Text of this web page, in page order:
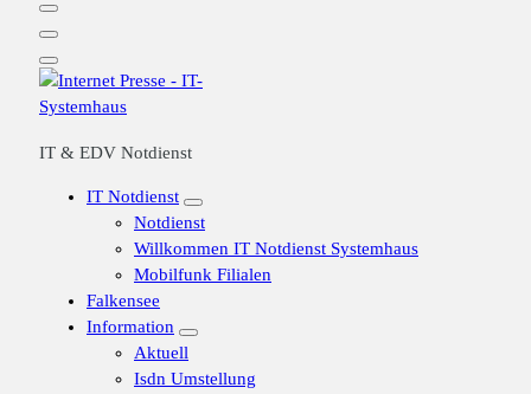
IT & EDV Notdienst
IT Notdienst
Notdienst
Willkommen IT Notdienst Systemhaus
Mobilfunk Filialen
Falkensee
Information
Aktuell
Isdn Umstellung